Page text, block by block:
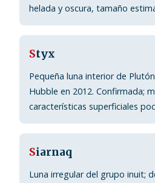
helada y oscura, tamaño
Styx
Pequeña luna interior de
Hubble en 2012. Confirmada;
características superficiales
Siarnaq
Luna irregular del grupo inuit;